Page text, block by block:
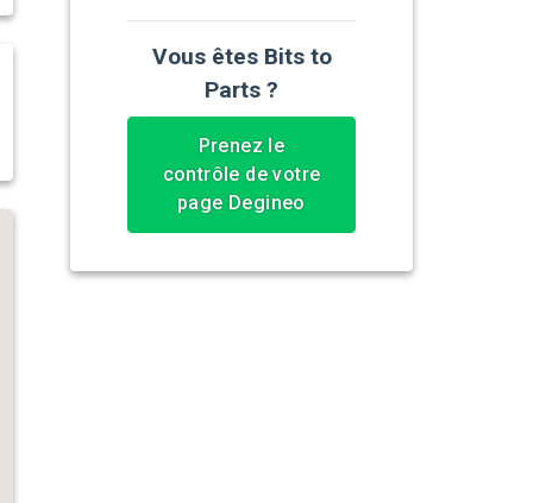
Vous êtes Bits to
Parts ?
Prenez le
contrôle de votre
page Degineo